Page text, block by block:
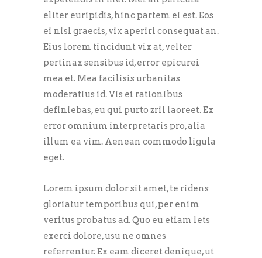
eliter euripidis, hinc partem ei est. Eos
ei nisl graecis, vix aperiri consequat an.
Eius lorem tincidunt vix at, velter
pertinax sensibus id, error epicurei
mea et. Mea facilisis urbanitas
moderatius id. Vis ei rationibus
definiebas, eu qui purto zril laoreet. Ex
error omnium interpretaris pro, alia
illum ea vim. Aenean commodo ligula
eget.
Lorem ipsum dolor sit amet, te ridens
gloriatur temporibus qui, per enim
veritus probatus ad. Quo eu etiam lets
exerci dolore, usu ne omnes
referrentur. Ex eam diceret denique, ut